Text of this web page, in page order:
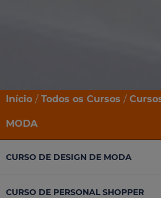
Início Todos os Cursos
MODA
CURSO DE DESIGN DE MODA
CURSO DE PERSONAL SHOPPER